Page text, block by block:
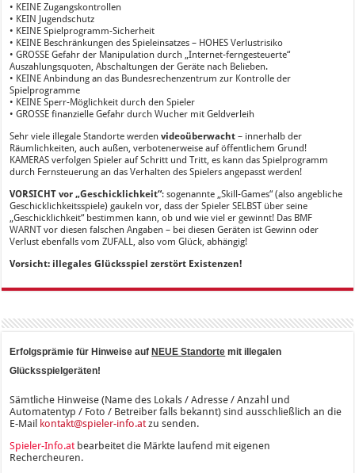
• KEINE Zugangskontrollen
• KEIN Jugendschutz
• KEINE Spielprogramm-Sicherheit
• KEINE Beschränkungen des Spieleinsatzes – HOHES Verlustrisiko
• GROSSE Gefahr der Manipulation durch „Internet-ferngesteuerte“
Auszahlungsquoten, Abschaltungen der Geräte nach Belieben.
• KEINE Anbindung an das Bundesrechenzentrum zur Kontrolle der
Spielprogramme
• KEINE Sperr-Möglichkeit durch den Spieler
• GROSSE finanzielle Gefahr durch Wucher mit Geldverleih
Sehr viele illegale Standorte werdenvideoüberwacht– innerhalb der
Räumlichkeiten, auch außen, verbotenerweise auf öffentlichem Grund!
KAMERAS verfolgen Spieler auf Schritt und Tritt, es kann das Spielprogramm
durch Fernsteuerung an das Verhalten des Spielers angepasst werden!
VORSICHT vor „Geschicklichkeit“: sogenannte „Skill-Games“ (also angebliche
Geschicklichkeitsspiele) gaukeln vor, dass der Spieler SELBST über seine
„Geschicklichkeit“ bestimmen kann, ob und wie viel er gewinnt! Das BMF
WARNT vor diesen falschen Angaben – bei diesen Geräten ist Gewinn oder
Verlust ebenfalls vom ZUFALL, also vom Glück, abhängig!
Vorsicht: illegales Glücksspiel zerstört Existenzen!
Erfolgsprämie für Hinweise aufNEUE Standorte mit illegalen
Glücksspielgeräten!
Sämtliche Hinweise (Name des Lokals / Adresse / Anzahl und
Automatentyp / Foto / Betreiber falls bekannt) sind ausschließlich an die
E-Mail kontakt@spieler-info.atzu senden.
Spieler-Info.atbearbeitet die Märkte laufend mit eigenen
Rechercheuren.